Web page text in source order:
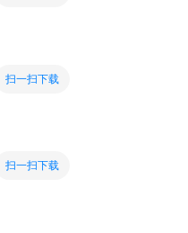
扫一扫下载
扫一扫下载